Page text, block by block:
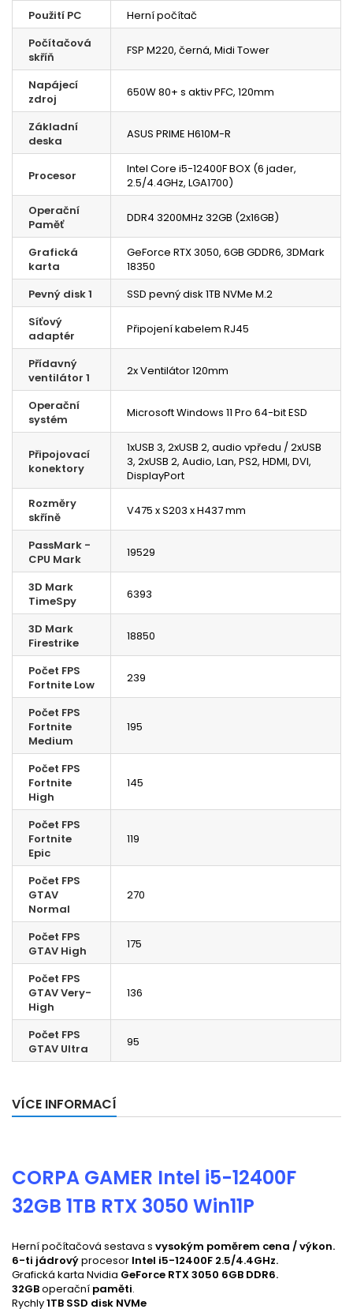
Použití PC
Herní počítač
Počítačová
skříň
FSP M220, černá, Midi Tower
Napájecí
zdroj
650W 80+ s aktiv PFC, 120mm
Základní
deska
ASUS PRIME H610M-R
Procesor
Intel Core i5-12400F BOX (6 jader,
2.5/4.4GHz, LGA1700)
Operační
Paměť
DDR4 3200MHz 32GB (2x16GB)
Grafická
karta
GeForce RTX 3050, 6GB GDDR6, 3DMark
18350
Pevný disk 1
SSD pevný disk 1TB NVMe M.2
Síťový
adaptér
Připojení kabelem RJ45
Přídavný
ventilátor 1
2x Ventilátor 120mm
Operační
systém
Microsoft Windows 11 Pro 64-bit ESD
Připojovací
konektory
1xUSB 3, 2xUSB 2, audio vpředu / 2xUSB
3, 2xUSB 2, Audio, Lan, PS2, HDMI, DVI,
DisplayPort
Rozměry
skříně
V475 x S203 x H437 mm
PassMark -
CPU Mark
19529
3D Mark
TimeSpy
6393
3D Mark
Firestrike
18850
Počet FPS
Fortnite Low
239
Počet FPS
Fortnite
Medium
195
Počet FPS
Fortnite
High
145
Počet FPS
Fortnite
Epic
119
Počet FPS
GTAV
Normal
270
Počet FPS
GTAV High
175
Počet FPS
GTAV Very-
High
136
Počet FPS
GTAV Ultra
95
VÍCE INFORMACÍ
CORPA GAMER Intel i5-12400F
32GB 1TB RTX 3050 Win11P
Herní počítačová sestava s vysokým poměrem cena / výkon.
6-ti jádrovýprocesor Intel i5-12400F 2.5/4.4GHz.
Grafická karta Nvidia GeForce RTX 3050 6GB DDR6.
32GBoperační paměti.
Rychly1TB SSD disk NVMe